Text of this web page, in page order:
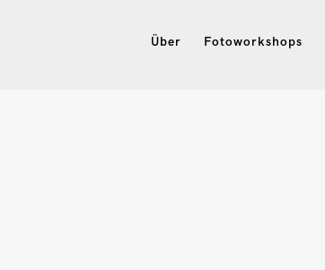
Über Fotoworkshops